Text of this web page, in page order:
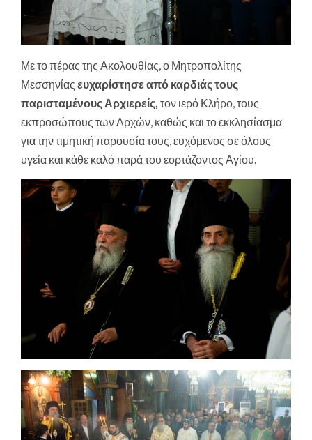
Με το πέρας της Ακολουθίας, ο Μητροπολίτης
Μεσσηνίας ευχαρίστησε από καρδιάς τους
παρισταμένους Αρχιερείς, τον ιερό Κλήρο, τους
εκπροσώπους των Αρχών, καθώς και το εκκλησίασμα
για την τιμητική παρουσία τους, ευχόμενος σε όλους
υγεία και κάθε καλό παρά του εορτάζοντος Αγίου.